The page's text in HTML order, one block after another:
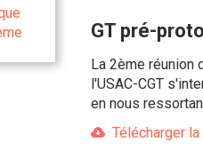
GT pré-
La 2ème réunion
l'USAC-CGT
en nous
Télécharger